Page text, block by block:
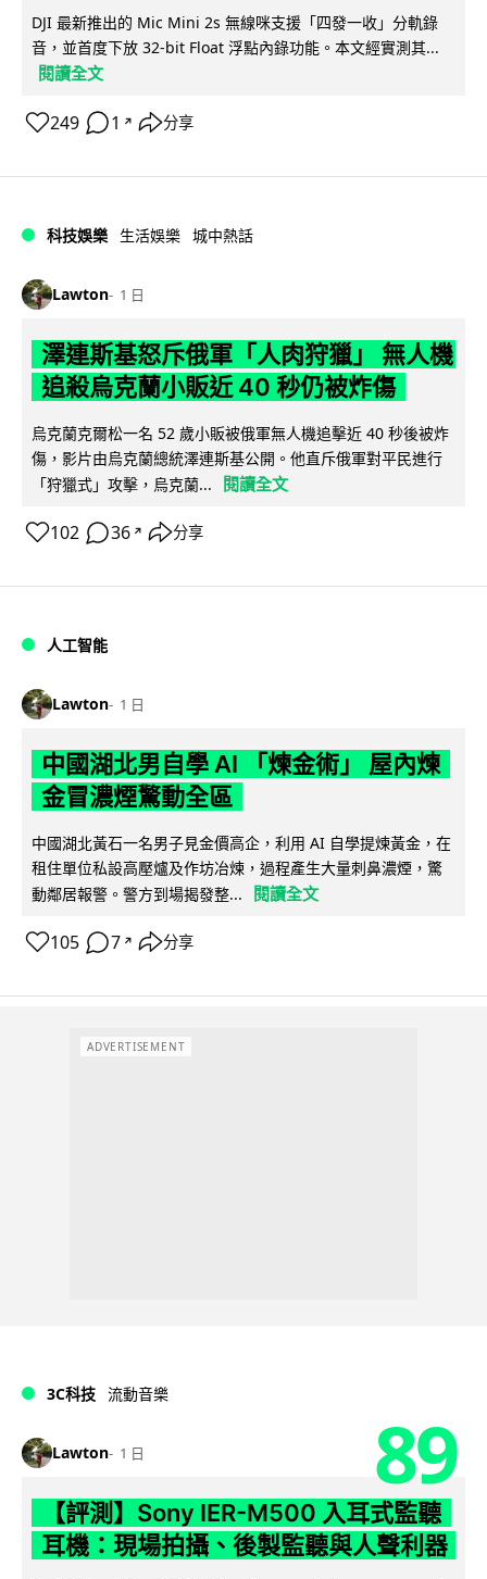
DJI 最新推出的 Mic Mini 2s 無線咪支援「四發一收」分軌錄
音，並首度下放 32-bit Float 浮點內錄功能。本文經實測其...
閱讀全文
249 1 ↗ 分享
科技娛樂 生活娛樂 城中熱話
Lawton 1 日
澤連斯基怒斥俄軍「人肉狩獵」 無人機
追殺烏克蘭小販近 40 秒仍被炸傷
烏克蘭克爾松一名 52 歲小販被俄軍無人機追擊近 40 秒後被炸
傷，影片由烏克蘭總統澤連斯基公開。他直斥俄軍對平民進行
「狩獵式」攻擊，烏克蘭...
閱讀全文
102 36 ↗ 分享
人工智能
Lawton 1 日
中國湖北男自學 AI 「煉金術」 屋內煉
金冒濃煙驚動全區
中國湖北黃石一名男子見金價高企，利用 AI 自學提煉黃金，在
租住單位私設高壓爐及作坊冶煉，過程產生大量刺鼻濃煙，驚
動鄰居報警。警方到場揭發整...
閱讀全文
105 7 ↗ 分享
ADVERTISEMENT
3C科技 流動音樂
Lawton 1 日 89
【評測】Sony IER-M500 入耳式監聽
耳機：現場拍攝、後製監聽與人聲利器